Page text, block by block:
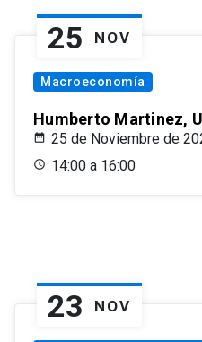
25 NOV
Macroeconomía
Humberto Martinez,
25 de Noviembre de
14:00 a 16:00
23 NOV